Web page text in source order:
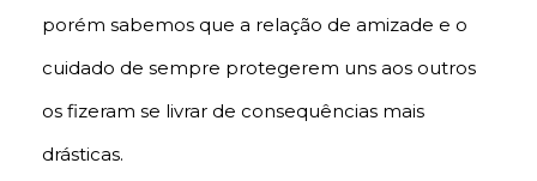
porém sabemos que a relação de amizade e o
cuidado de sempre protegerem uns aos outros
os fizeram se livrar de consequências mais
drásticas.